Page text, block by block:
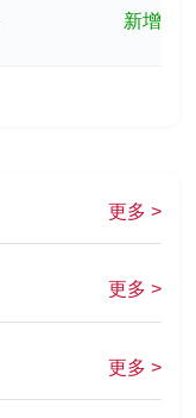
新增
更多 >
更多 >
更多 >